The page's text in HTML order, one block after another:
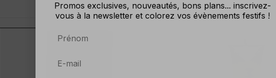
Promos exclusives, nouveautés, bons plans... inscrivez-
vous à la newsletter et colorez vos évènements festifs !
Prénom